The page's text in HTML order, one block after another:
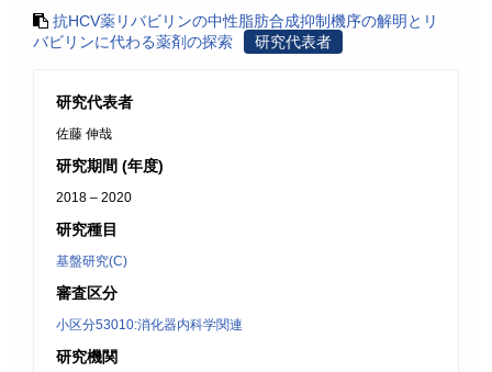
抗HCV薬リバビリンの中性脂肪合成抑制機序の解明とリ
バビリンに代わる薬剤の探索
研究代表者
研究代表者
佐藤 伸哉
研究期間 (年度)
2018 – 2020
研究種目
基盤研究(C)
審査区分
小区分53010:消化器内科学関連
研究機関